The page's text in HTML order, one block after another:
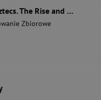
The Aztecs. The Rise and Fall of a Mighty Empire
Zbiorowe